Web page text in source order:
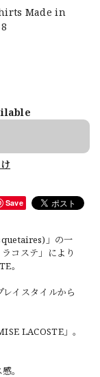
Made in
Save
」の一
コステ」により
。
イスタイルから
LACOSTE」。
。